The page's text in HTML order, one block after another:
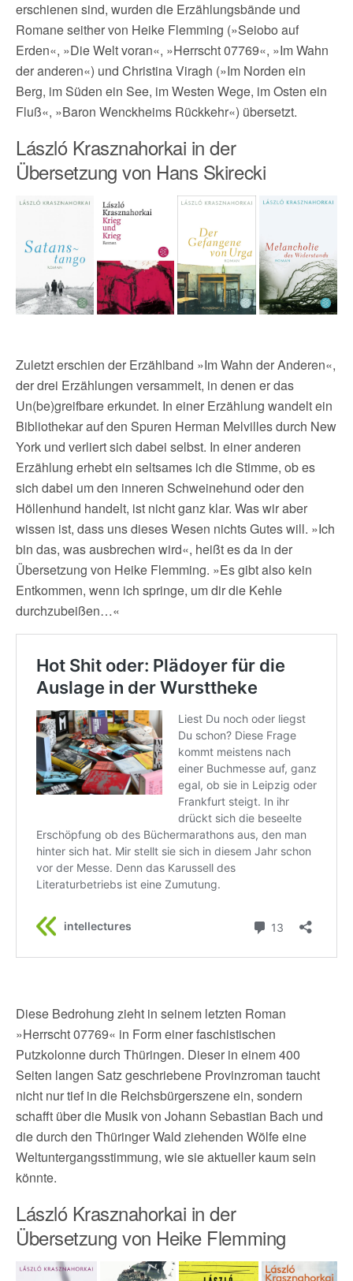
erschienen sind, wurden die Erzählungsbände und
Romane seither von Heike Flemming (»Seiobo auf
Erden«, »Die Welt voran«, »Herrscht 07769«, »Im Wahn
der anderen«) und Christina Viragh (»Im Norden ein
Berg, im Süden ein See, im Westen Wege, im Osten ein
Fluß«, »Baron Wenckheims Rückkehr«) übersetzt.
László Krasznahorkai in der
Übersetzung von Hans Skirecki
Zuletzt erschien der Erzählband »Im Wahn der Anderen«,
der drei Erzählungen versammelt, in denen er das
Un(be)greifbare erkundet. In einer Erzählung wandelt ein
Bibliothekar auf den Spuren Herman Melvilles durch New
York und verliert sich dabei selbst. In einer anderen
Erzählung erhebt ein seltsames ich die Stimme, ob es
sich dabei um den inneren Schweinehund oder den
Höllenhund handelt, ist nicht ganz klar. Was wir aber
wissen ist, dass uns dieses Wesen nichts Gutes will. »Ich
bin das, was ausbrechen wird«, heißt es da in der
Übersetzung von Heike Flemming. »Es gibt also kein
Entkommen, wenn ich springe, um dir die Kehle
durchzubeißen…«
Diese Bedrohung zieht in seinem letzten Roman
»Herrscht 07769« in Form einer faschistischen
Putzkolonne durch Thüringen. Dieser in einem 400
Seiten langen Satz geschriebene Provinzroman taucht
nicht nur tief in die Reichsbürgerszene ein, sondern
schafft über die Musik von Johann Sebastian Bach und
die durch den Thüringer Wald ziehenden Wölfe eine
Weltuntergangsstimmung, wie sie aktueller kaum sein
könnte.
László Krasznahorkai in der
Übersetzung von Heike Flemming